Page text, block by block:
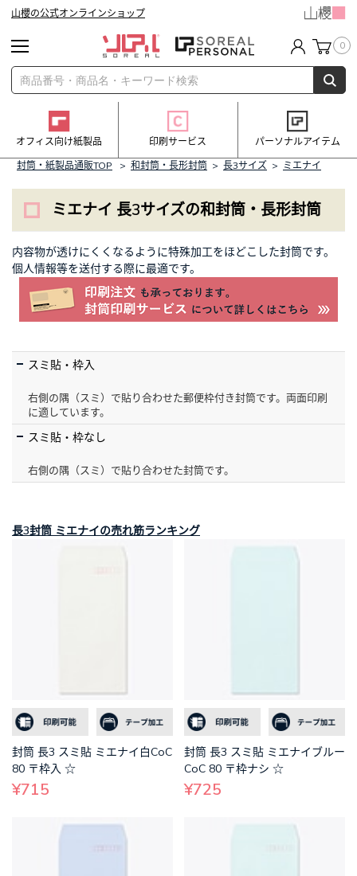
山櫻の公式オンラインショップ
0
オフィス向け紙製品 印刷サービス
パーソナルアイテム
封筒・紙製品通販TOP
> 和封筒・長形封筒 > 長3サイズ > ミエナイ
ミエナイ 長3サイズの和封筒・長形封筒
内容物が透けにくくなるように特殊加工をほどこした封筒です。
個人情報等を送付する際に最適です。
スミ貼・枠入
右側の隅（スミ）で貼り合わせた郵便枠付き封筒です。両面印刷
に適しています。
スミ貼・枠なし
右側の隅（スミ）で貼り合わせた封筒です。
長3封筒 ミエナイの売れ筋ランキング
封筒 長3 スミ貼 ミエナイ白CoC
80 〒枠入 ☆
¥715
封筒 長3 スミ貼 ミエナイブルー
CoC 80 〒枠ナシ ☆
¥725